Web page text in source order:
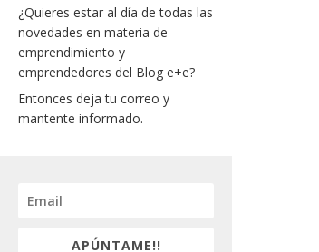
¿Quieres estar al día de todas las
novedades en materia de
emprendimiento y
emprendedores del Blog e+e?
Entonces deja tu correo y
mantente informado.
APÚNTAME!!